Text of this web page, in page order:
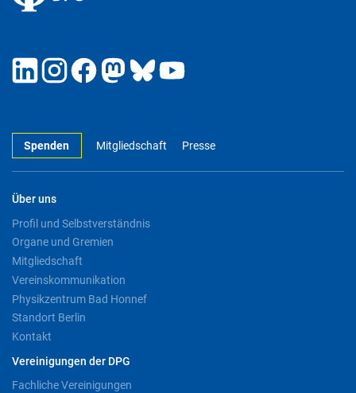
Spenden Mitgliedschaft Presse
Über uns
Profil und Selbstverständnis
Organe und Gremien
Mitgliedschaft
Vereinskommunikation
Physikzentrum Bad Honnef
Standort Berlin
Kontakt
Vereinigungen der DPG
Fachliche Vereinigungen